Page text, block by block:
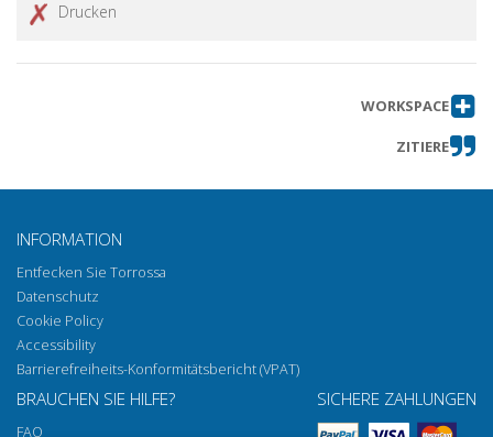
Drucken
WORKSPACE
ZITIERE
INFORMATION
Entfecken Sie Torrossa
Datenschutz
Cookie Policy
Accessibility
Barrierefreiheits-Konformitätsbericht (VPAT)
BRAUCHEN SIE HILFE?
FAQ
SICHERE ZAHLUNGEN